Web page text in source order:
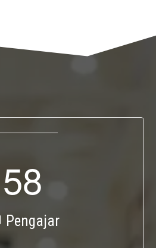
58
Pengajar